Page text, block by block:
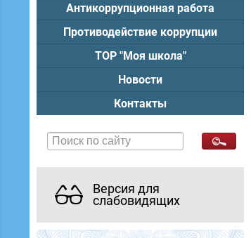
Антикоррупционная работа
Противодействие коррупции
ТОР "Моя школа"
Новости
Контакты
Версия для
слабовидящих